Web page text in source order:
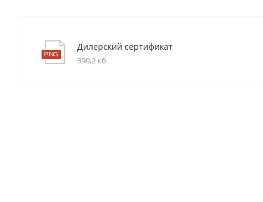
Дилерский сертификат
390,2 кб